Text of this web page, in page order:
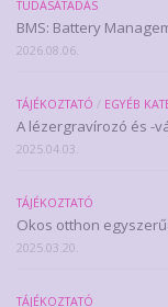
TUDÁSÁTADÁS
BMS: Battery
2026.08.06.
TÁJÉKOZTATÓ / EGYÉB
A lézergravírozó és -
2025.04.03.
TÁJÉKOZTATÓ
Okos otthon
2025.03.20.
TÁJÉKOZTATÓ